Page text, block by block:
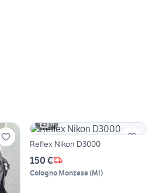
6
Reflex Nikon D3000
150 €
Cologno Monzese(MI)